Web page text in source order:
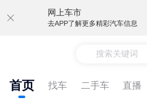
网上车市
去APP了解更多精彩汽车信息
搜索关键词
首页 找车 二手车 直播